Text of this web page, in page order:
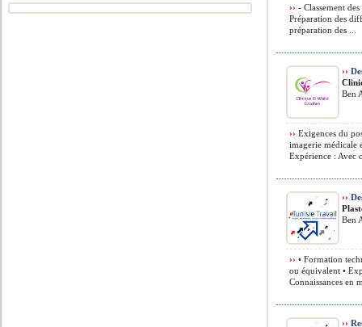
›› - Classement
Préparation des
préparation des ...
››
Ben
›› Exigences du
imagerie médicale
Expérience : Avec
››
Ben
›› • Formation
ou équivalent •
Connaissances en
››